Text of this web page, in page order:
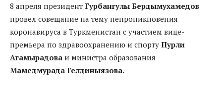
8 апреля президент Гурбангулы Бердымухамедов
провел совещание на тему непроникновения
коронавируса в Туркменистан с участием вице-
премьера по здравоохранению и спорту Пурли
Агамырадова и министра образования
Мамедмурада Гелдиныязова.